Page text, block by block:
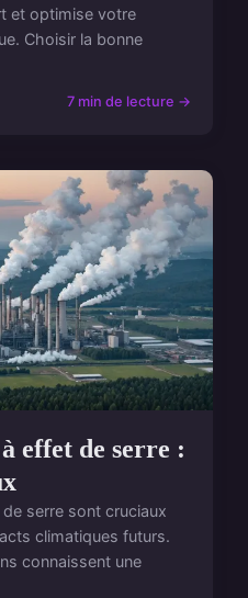
et optimise votre
Choisir la bonne
7 min de lecture →
effet de serre :
serre sont cruciaux
climatiques futurs.
connaissent une